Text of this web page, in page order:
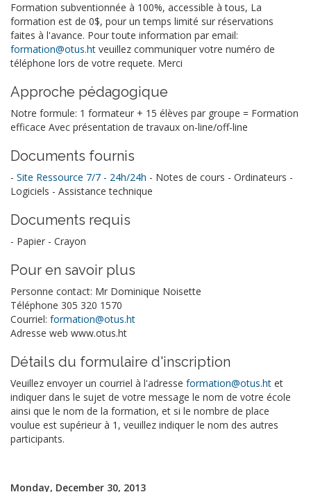
Formation subventionnée à 100%, accessible à tous, La
formation est de 0$, pour un temps limité sur réservations
faites à l'avance. Pour toute information par email:
formation@otus.ht veuillez communiquer votre numéro de
téléphone lors de votre requete. Merci
Approche pédagogique
Notre formule: 1 formateur + 15 élèves par groupe = Formation
efficace Avec présentation de travaux on-line/off-line
Documents fournis
- Site Ressource 7/7 - 24h/24h - Notes de cours - Ordinateurs -
Logiciels - Assistance technique
Documents requis
- Papier - Crayon
Pour en savoir plus
Personne contact: Mr Dominique Noisette
Téléphone 305 320 1570
Courriel: formation@otus.ht
Adresse web www.otus.ht
Détails du formulaire d'inscription
Veuillez envoyer un courriel à l'adresse formation@otus.ht et
indiquer dans le sujet de votre message le nom de votre école
ainsi que le nom de la formation, et si le nombre de place
voulue est supérieur à 1, veuillez indiquer le nom des autres
participants.
Monday, December 30, 2013